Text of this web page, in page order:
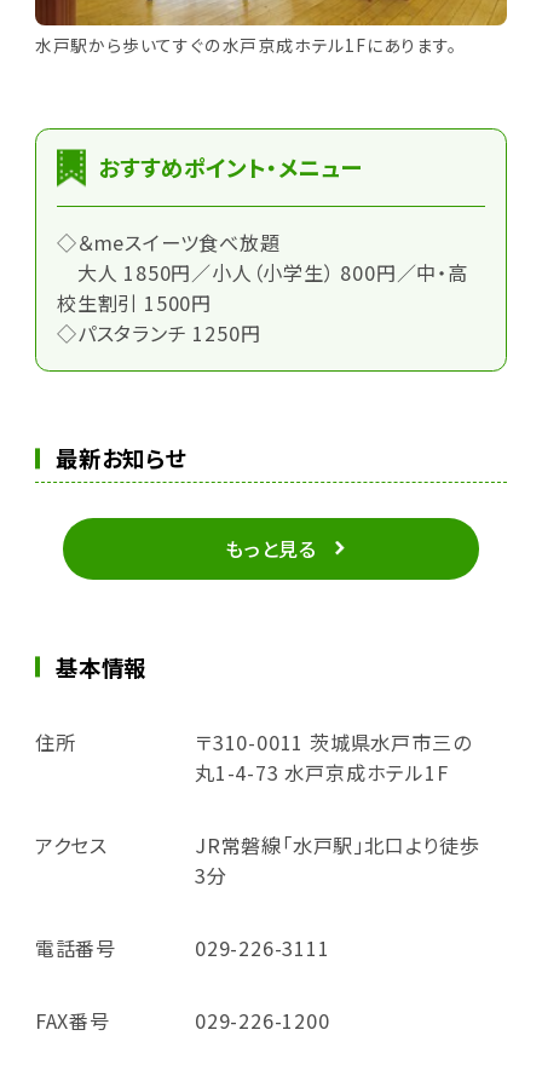
水戸駅から歩いてすぐの水戸京成ホテル1Fにあります。
おすすめポイント・メニュー
◇＆meスイーツ食べ放題
大人 1850円／小人（小学生） 800円／中・高
校生割引 1500円
◇パスタランチ 1250円
最新お知らせ
もっと見る
基本情報
住所
〒310-0011 茨城県水戸市三の
丸1-4-73 水戸京成ホテル1F
アクセス
JR常磐線「水戸駅」北口より徒歩
3分
電話番号 029-226-3111
FAX番号 029-226-1200